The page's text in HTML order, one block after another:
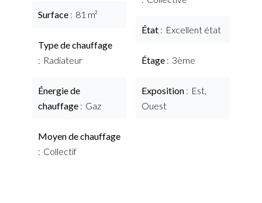
Surface 81 m²
Type de chauffage
Radiateur
Énergie de
chauffage
Gaz
Moyen de chauffage
Collectif
État Excellent état
Étage 3ème
Exposition
Est,
Ouest